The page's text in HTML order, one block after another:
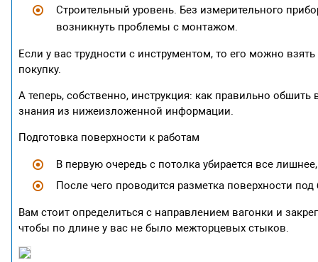
Строительный уровень. Без измерительного
возникнуть проблемы с монтажом.
Если у вас трудности с инструментом, то его можно
покупку.
А теперь, собственно, инструкция: как правильно
знания из нижеизложенной информации.
Подготовка поверхности к работам
В первую очередь с потолка убирается все
После чего проводится разметка поверхности
Вам стоит определиться с направлением вагонки и
чтобы по длине у вас не было межторцевых стыков.